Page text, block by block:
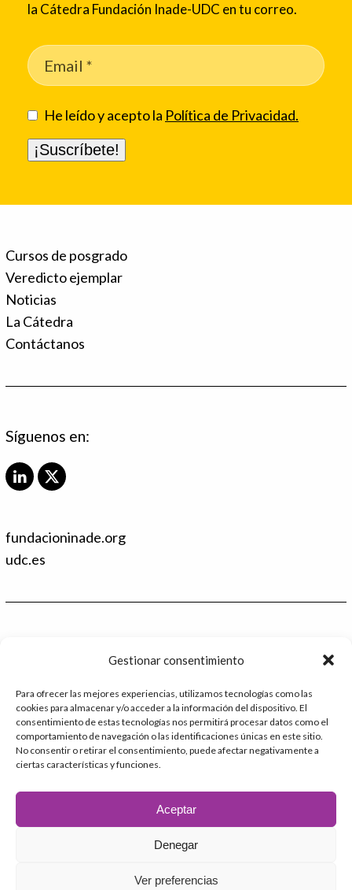
Gestionar consentimiento
Para ofrecer las mejores experiencias, utilizamos tecnologías como las
cookies para almacenar y/o acceder a la información del dispositivo. El
consentimiento de estas tecnologías nos permitirá procesar datos como el
comportamiento de navegación o las identificaciones únicas en este sitio.
No consentir o retirar el consentimiento, puede afectar negativamente a
ciertas características y funciones.
Aceptar
Denegar
Ver preferencias
la Cátedra Fundación Inade-UDC en tu correo.
He leído y acepto la Política de Privacidad.
Cursos de posgrado
Veredicto ejemplar
Noticias
La Cátedra
Contáctanos
Síguenos en:
L
e
d
X
t
fundacioninade.org
udc.es
986 48 52 28 - Ext.2
administracion@catedrafundacioninade.org
Universidade da Coruña - Facultad de Derecho
Campus Elviña s/n
15071 – A Coruña